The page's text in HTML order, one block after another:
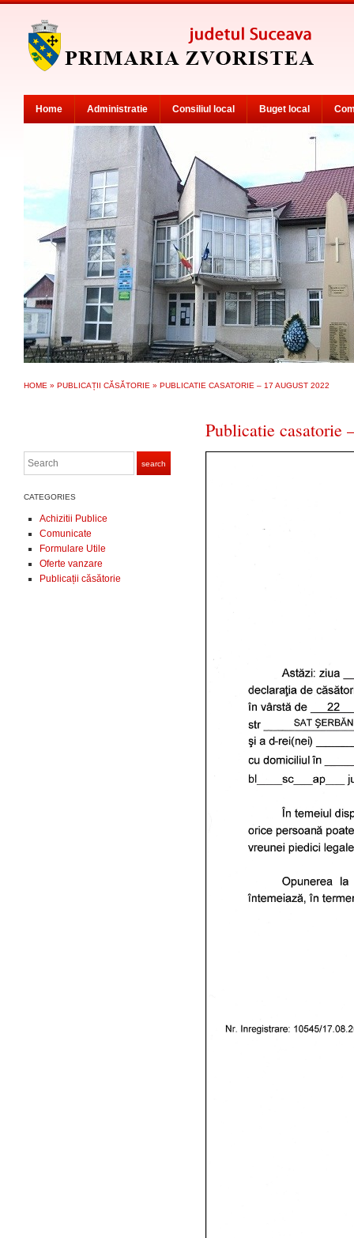
Home Administratie Consiliul local Buget local
HOME » PUBLICAȚII CĂSĂTORIE » PUBLICATIE CASATORIE – 17 AUGUST 2022
Publicatie casatorie
Search search
CATEGORIES
Achizitii Publice
Comunicate
Formulare Utile
Oferte vanzare
Publicații căsătorie